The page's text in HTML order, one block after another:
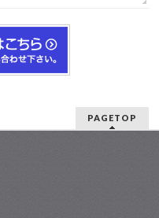
PAGETOP